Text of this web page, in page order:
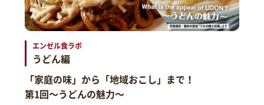
エンゼル食ラボ
うどん編
「家庭の味」から「地域おこし」まで！
第1回～うどんの魅力～